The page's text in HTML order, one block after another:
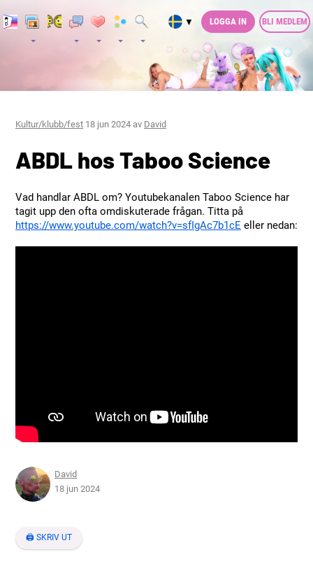
▼ LOGGA IN BLI MEDLEM
Kultur/klubb/fest 18 jun 2024 av David
ABDL hos Taboo Science
Vad handlar ABDL om? Youtubekanalen Taboo Science har
tagit upp den ofta omdiskuterade frågan. Titta på
https://www.youtube.com/watch?v=sfIgAc7b1cE eller nedan:
David
18 jun 2024
🖨 SKRIV UT